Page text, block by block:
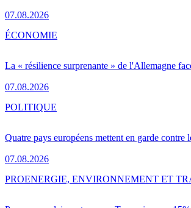
07.08.2026
La « résilience surprenante » de l'Allemagne
07.08.2026
ÉCONOMIE
Quatre pays européens mettent en garde
07.08.2026
POLITIQUE
PROENERGIE, ENVIRONNEMENT ET